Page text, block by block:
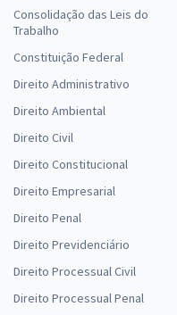
Consolidação das Leis do
Trabalho
Constituição Federal
Direito Administrativo
Direito Ambiental
Direito Civil
Direito Constitucional
Direito Empresarial
Direito Penal
Direito Previdenciário
Direito Processual Civil
Direito Processual Penal